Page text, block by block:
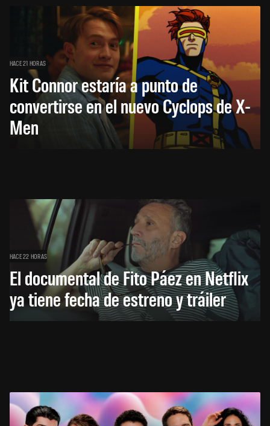
HACE 21 HORAS
Kit Connor estaría a punto de
convertirse en el nuevo Cyclops de X-
Men
HACE 22 HORAS
El documental de Fito Páez en Netflix
ya tiene fecha de estreno y tráiler